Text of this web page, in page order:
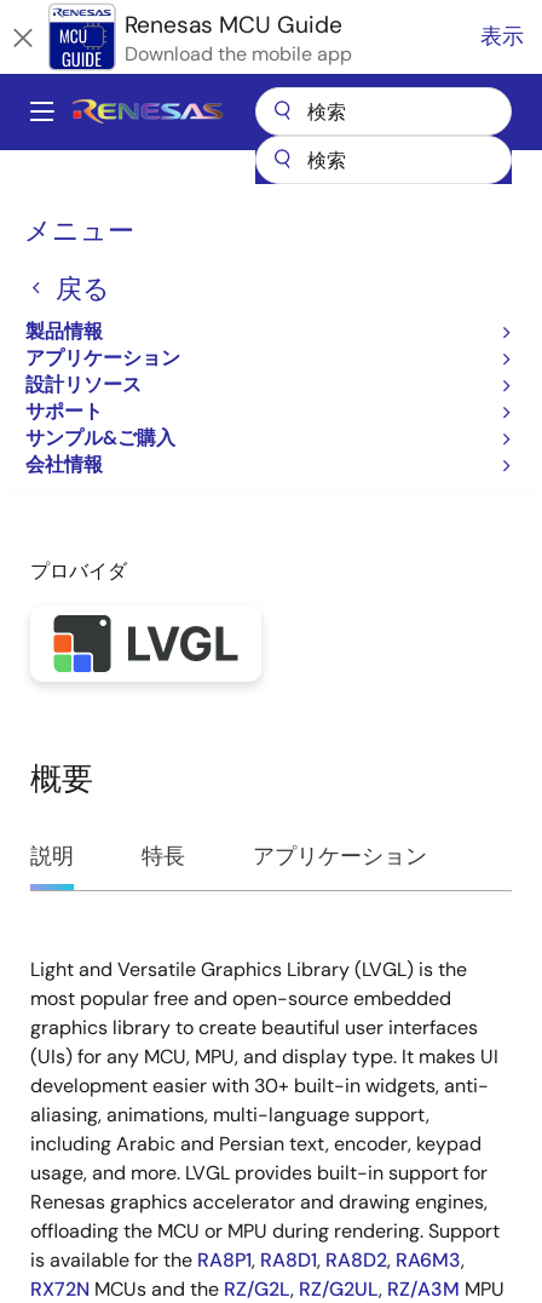
イ
ン
Renesas MCU Guide
Download the mobile app
表示
Main
メニュー
戻る
製品情報
アプリケーション
設計リソース
サポート
サンプル&ご購入
会社情報
パ
く
ず
マイクロコントローラとマイクロプロセッサ
RAファミリのパートナエコシステムソリューション
LVGL Embedded UI Library
LVGL Embedded UI Library
ページセクションへ移動：
プロバイダ
概要
概
要
説明 特長 アプリケーション
説
明
Light and Versatile Graphics Library (LVGL) is the
most popular free and open-source embedded
graphics library to create beautiful user interfaces
(UIs) for any MCU, MPU, and display type. It makes UI
development easier with 30+ built-in widgets, anti-
aliasing, animations, multi-language support,
including Arabic and Persian text, encoder, keypad
usage, and more. LVGL provides built-in support for
Renesas graphics accelerator and drawing engines,
offloading the MCU or MPU during rendering. Support
is available for the RA8P1, RA8D1, RA8D2, RA6M3,
RX72N MCUs and the RZ/G2L, RZ/G2UL, RZ/A3M MPU